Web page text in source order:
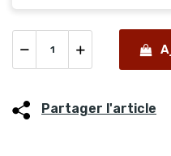
Partager l'article